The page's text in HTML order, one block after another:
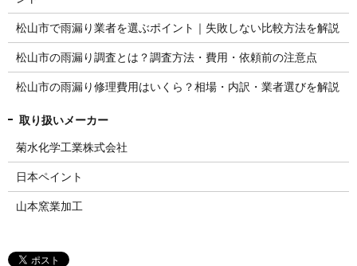
松山市で雨漏り業者を選ぶポイント｜失敗しない比較方法を解説
松山市の雨漏り調査とは？調査方法・費用・依頼前の注意点
松山市の雨漏り修理費用はいくら？相場・内訳・業者選びを解説
菊水化学工業株式会社
日本ペイント
山本窯業加工